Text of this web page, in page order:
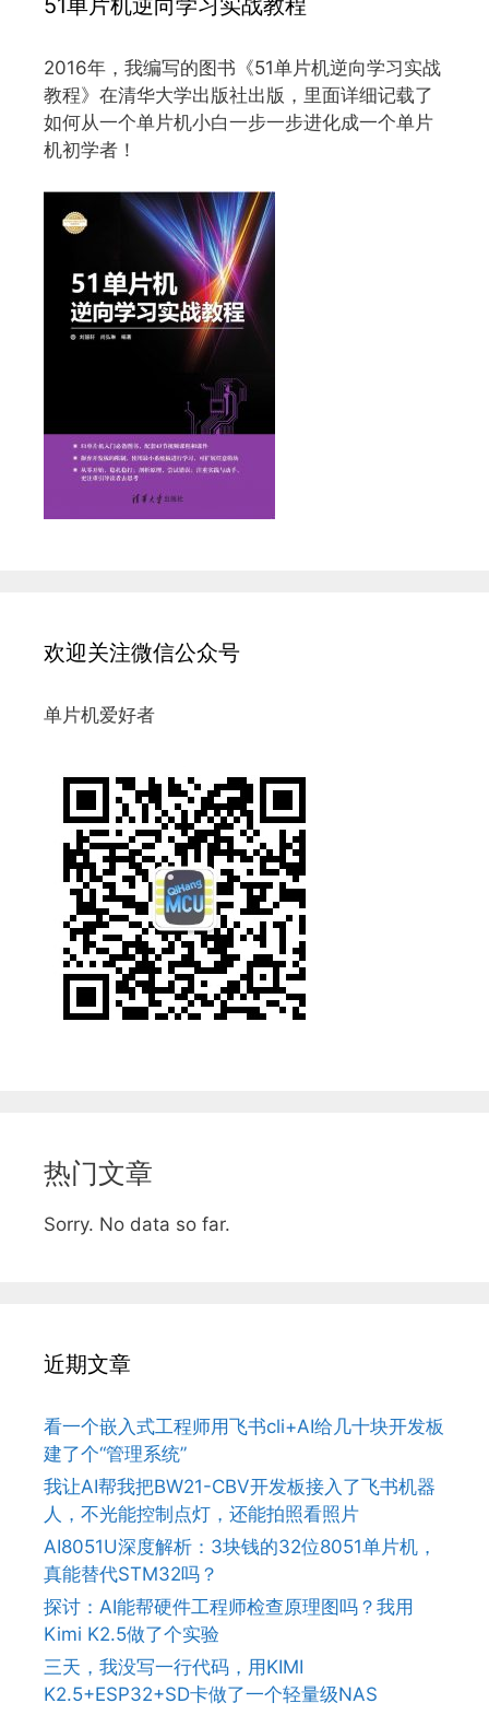
2016年，我编写的图书《51单片机逆向学习实战
教程》在清华大学出版社出版，里面详细记载了
如何从一个单片机小白一步一步进化成一个单片
机初学者！
欢迎关注微信公众号
单片机爱好者
热门文章
Sorry. No data so far.
近期文章
看一个嵌入式工程师用飞书cli+AI给几十块开发板
建了个“管理系统”
我让AI帮我把BW21-CBV开发板接入了飞书机器
人，不光能控制点灯，还能拍照看照片
AI8051U深度解析：3块钱的32位8051单片机，
真能替代STM32吗？
探讨：AI能帮硬件工程师检查原理图吗？我用
Kimi K2.5做了个实验
三天，我没写一行代码，用KIMI
K2.5+ESP32+SD卡做了一个轻量级NAS